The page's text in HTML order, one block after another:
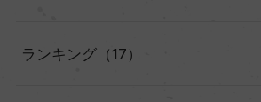
ランキング（17）